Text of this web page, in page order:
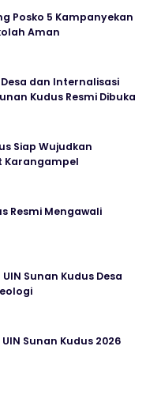
Posko 5 Kampanyekan
Aman
dan Internalisasi
Kudus Resmi Dibuka
Siap Wujudkan
Karangampel
Resmi Mengawali
Sunan Kudus Desa
Sunan Kudus 2026